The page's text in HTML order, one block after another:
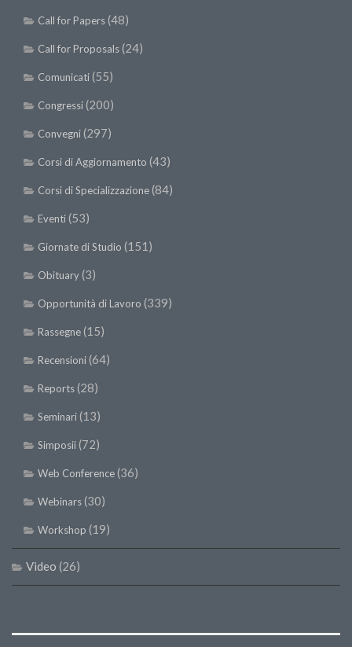
Call for Papers(48)
Call for Proposals(24)
Comunicati(55)
Congressi(200)
Convegni(297)
Corsi di Aggiornamento (43)
Corsi di Specializzazione(84)
Eventi(53)
Giornate di Studio (151)
Obituary(3)
Opportunità di Lavoro (339)
Rassegne(15)
Recensioni(64)
Reports(28)
Seminari(13)
Simposii(72)
Web Conference(36)
Webinars(30)
Workshop (19)
Video (26)